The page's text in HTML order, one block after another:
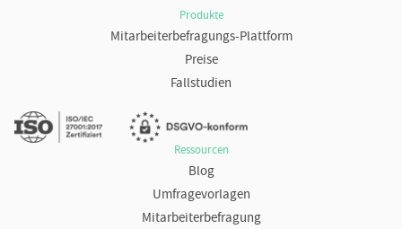
Produkte
Mitarbeiterbefragungs-Plattform
Preise
Fallstudien
Ressourcen
Blog
Umfragevorlagen
Mitarbeiterbefragung